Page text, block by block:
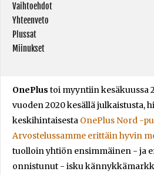
Vaihtoehdot
Yhteenveto
Plussat
Miinukset
OnePlus toi myyntiin kesäkuussa
vuoden 2020 kesällä julkaistusta,
keskihintaisesta OnePlus Nord -
Arvostelussamme erittäin hyvin
tuolloin yhtiön ensimmäinen - ja
onnistunut - isku